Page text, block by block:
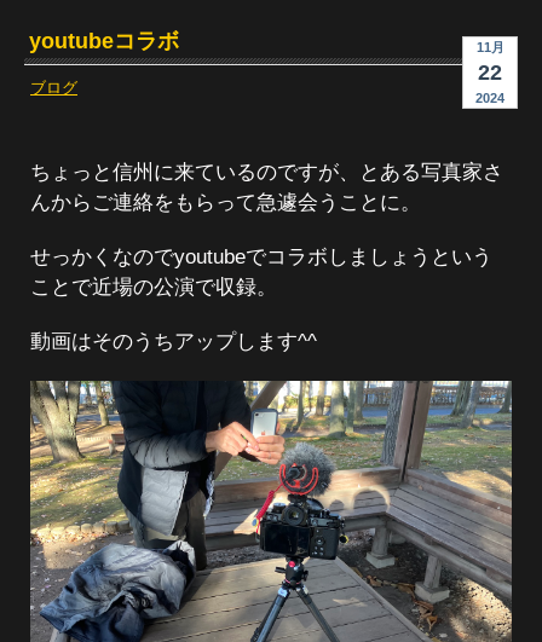
11月
22
2024
youtubeコラボ
ブログ
ちょっと信州に来ているのですが、とある写真家さ
んからご連絡をもらって急遽会うことに。
せっかくなのでyoutubeでコラボしましょうという
ことで近場の公演で収録。
動画はそのうちアップします^^